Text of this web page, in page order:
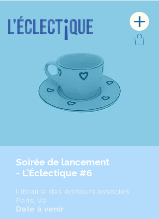
Librairie des éditeurs associés
Paris, Ve
Date à venir
Soirée de lancement
- L'Éclectique #6